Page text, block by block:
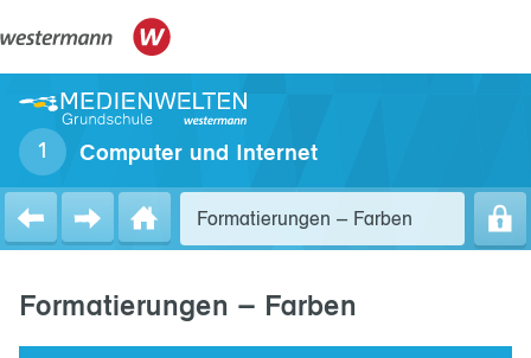
Computer und Internet
Formatierungen – Farben
Formatierungen – Farben